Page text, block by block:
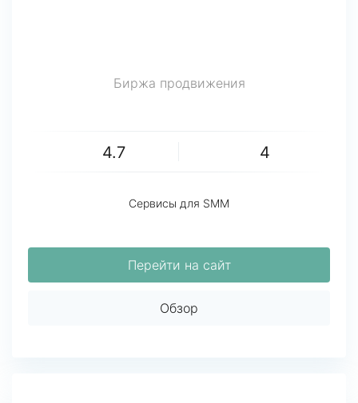
Биржа продвижения
4.7 4
Сервисы для SMM
Перейти на сайт
Обзор